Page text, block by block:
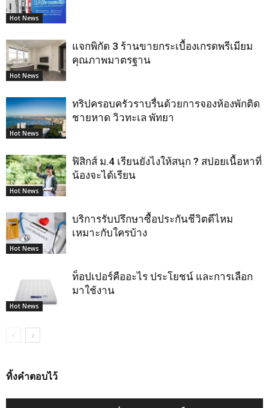
Hot News
Hot News
แจกพิกัด 3 ร้านขายกระเบื้องเกรดพรีเมียม
คุณภาพมาตรฐาน
Hot News
ทริปครอบครัวราบรื่นด้วยการจองห้องพักติด
ชายหาด วิวทะเล พัทยา
Hot News
ฟิสิกส์ ม.4 เรียนยังไงให้สนุก ? สปอยเนื้อหาที่
น้องจะได้เรียน
Hot News
บริการรับปรึกษาซื้อประกันชีวิตดีไหม
เหมาะกับใครบ้าง
Hot News
ท็อปเปอร์คืออะไร ประโยชน์ และการเลือก
มาใช้งาน
ทิ้งคำตอบไว้